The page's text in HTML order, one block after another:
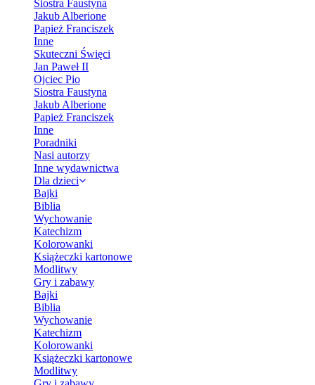
Siostra Faustyna
Jakub Alberione
Papież Franciszek
Inne
Skuteczni Święci
Jan Paweł II
Ojciec Pio
Siostra Faustyna
Jakub Alberione
Papież Franciszek
Inne
Poradniki
Nasi autorzy
Inne wydawnictwa
Dla dzieci
Bajki
Biblia
Wychowanie
Katechizm
Kolorowanki
Książeczki kartonowe
Modlitwy
Gry i zabawy
Bajki
Biblia
Wychowanie
Katechizm
Kolorowanki
Książeczki kartonowe
Modlitwy